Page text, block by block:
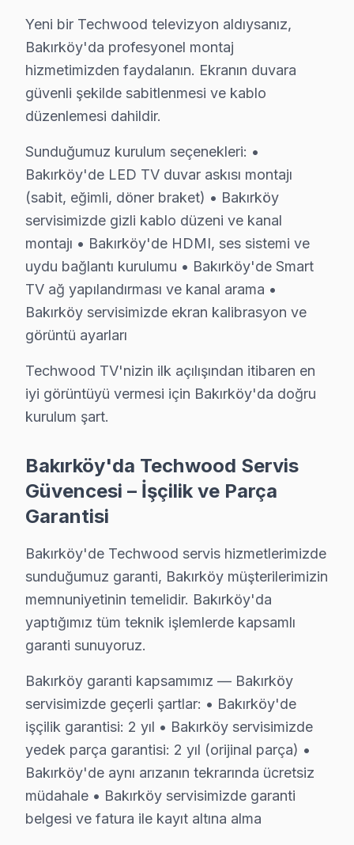
• Bitişik ilçelere servis erişimi
• Apartman, rezidans ve iş yeri servisi
Bakırköy çevresinde Techwood servisi için hemen
Bakırköy'de Techwood Servis Hizmetleri
Bakırköy bölgesinde Techwood televizyon paneli
Techwood VA Panel ve LED Panel Tamiri:
Anakart ve Güç Kartı Onarımı: BGA reballing ve
Techwood Yazılım ve Sistem Desteği: LED ekran,
» Bakırköy'e ve çevre mahallelere yerinde servis
Fiyat Politikamız: Sürpriz Yok, Güven Var
Bakırköy'de fiyat konusunda şeffaflık ilkemizdir.
Bakırköy'de onaysız işlem yok: Fiyat teklifi
Bakırköy garantili fiyat: Bakırköy servisimizde teklif
Bakırköy'de ödeme seçenekleri: Nakit, kredi kartı,
Techwood Servisi Garanti ve Sonrası Destek
Bakırköy Techwood TV Servis Garanti Belgesi - 1 Yıl Parça
Bakırköy Techwood televizyon paneli
• 6 aylık işçilik güvencesi: Bakırköy'de Techwood
• Techwood yedek parça garantisi: Bakırköy'de
• İmzalı Techwood garanti belgesi: Bakırköy servis
• Techwood televizyon tamiri sonrası işçilik
• Bakırköy Techwood sonrası destek: Merak
Bakırköy'de Techwood Servis Karşılaştırma
Bakırköy'de Techwood servis talebini komşu
Marmaray ve Metrobüs ulaşım ağı sayesinde
Bakırköy'nin Prestijli profili Techwood televizyon
Yeni bir Techwood televizyon aldıysanız,
Bakırköy'da profesyonel montaj
hizmetimizden faydalanın. Ekranın duvara
güvenli şekilde sabitlenmesi ve kablo
düzenlemesi dahildir.
Sunduğumuz kurulum seçenekleri: •
Bakırköy'de LED TV duvar askısı montajı
(sabit, eğimli, döner braket) • Bakırköy
servisimizde gizli kablo düzeni ve kanal
montajı • Bakırköy'de HDMI, ses sistemi ve
uydu bağlantı kurulumu • Bakırköy'de Smart
TV ağ yapılandırması ve kanal arama •
Bakırköy servisimizde ekran kalibrasyon ve
görüntü ayarları
Techwood TV'nizin ilk açılışından itibaren en
iyi görüntüyü vermesi için Bakırköy'da doğru
kurulum şart.
Bakırköy'da Techwood Servis
Güvencesi – İşçilik ve Parça
Garantisi
Bakırköy'de Techwood servis hizmetlerimizde
sunduğumuz garanti, Bakırköy müşterilerimizin
memnuniyetinin temelidir. Bakırköy'da
yaptığımız tüm teknik işlemlerde kapsamlı
garanti sunuyoruz.
Bakırköy garanti kapsamımız — Bakırköy
servisimizde geçerli şartlar: • Bakırköy'de
işçilik garantisi: 2 yıl • Bakırköy servisimizde
yedek parça garantisi: 2 yıl (orijinal parça) •
Bakırköy'de aynı arızanın tekrarında ücretsiz
müdahale • Bakırköy servisimizde garanti
belgesi ve fatura ile kayıt altına alma